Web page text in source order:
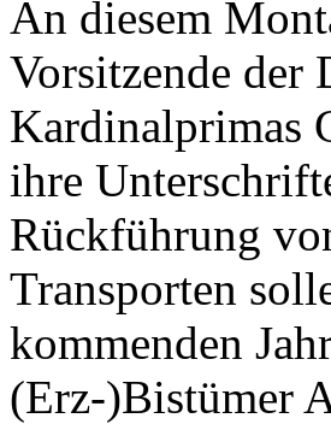
An diesem
Vorsitzende der
Kardinalprimas
ihre
Rückführung
Transporten
kommenden
(Erz-)Bistümer